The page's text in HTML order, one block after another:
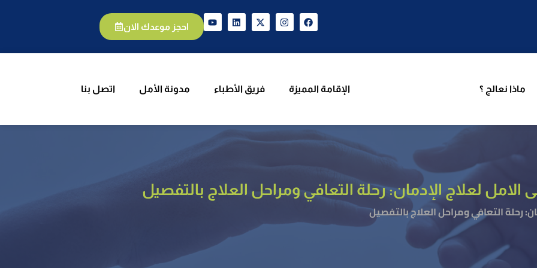
احجز موعدك الان
ماذا نعالج ؟ الإقامة المميزة فريق الأطباء مدونة الأمل اتصل بنا
الإقامة المميزة فريق الأطباء مدونة الأمل اتصل بنا
لعلاج الإدمان: رحلة التعافي ومراحل العلاج بالتفصيل
التعافي ومراحل العلاج بالتفصيل